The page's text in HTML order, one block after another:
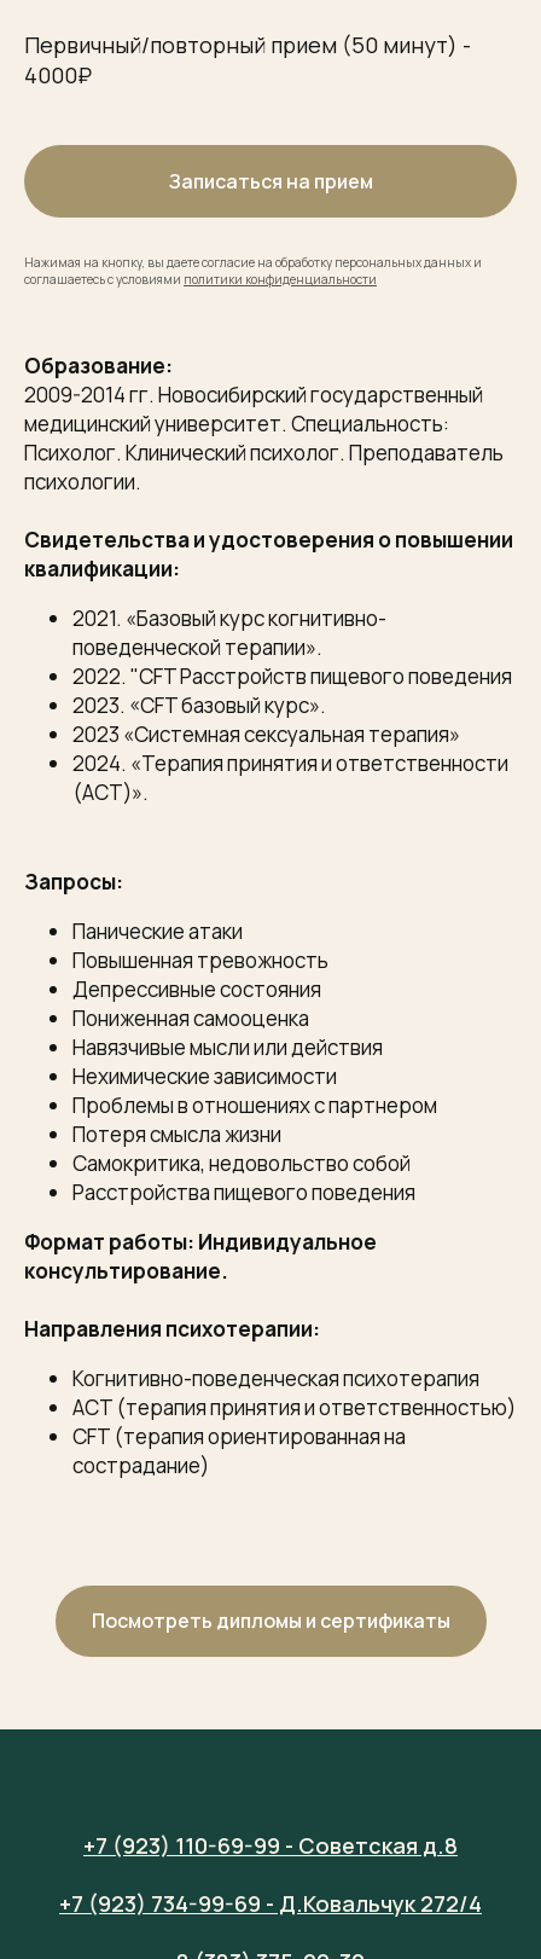
Первичный/повторный прием (50 минут) -
4000₽
Записаться на прием
Нажимая на кнопку, вы даете согласие на обработку персональных данных и
соглашаетесь с условиями политики конфиденциальности
Образование:
2009-2014 гг. Новосибирский государственный
медицинский университет. Специальность:
Психолог. Клинический психолог. Преподаватель
психологии.
Свидетельства и удостоверения о повышении
квалификации:
2021. «Базовый курс когнитивно-
поведенческой терапии».
2022. "CFT Расстройств пищевого поведения
2023. «CFT базовый курс».
2023 «Системная сексуальная терапия»
2024. «Терапия принятия и ответственности
(ACT)».
Запросы:
Панические атаки
Повышенная тревожность
Депрессивные состояния
Пониженная самооценка
Навязчивые мысли или действия
Нехимические зависимости
Проблемы в отношениях с партнером
Потеря смысла жизни
Самокритика, недовольство собой
Расстройства пищевого поведения
Формат работы: Индивидуальное
консультирование.
Направления психотерапии:
Когнитивно-поведенческая психотерапия
ACT (терапия принятия и ответственностью)
CFT (терапия ориентированная на
сострадание)
Посмотреть дипломы и сертификаты
+7 (923) 110-69-99 - Советская д.8
+7 (923) 734-99-69 - Д.Ковальчук 272/4